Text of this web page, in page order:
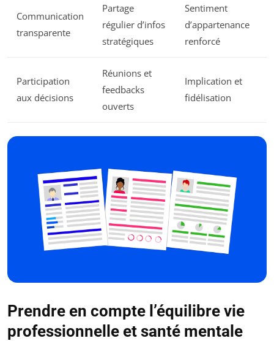
Communication
transparente
Partage
régulier d’infos
stratégiques
Sentiment
d’appartenance
renforcé
Participation
aux décisions
Réunions et
feedbacks
ouverts
Implication et
fidélisation
Prendre en compte l’équilibre vie
professionnelle et santé mentale